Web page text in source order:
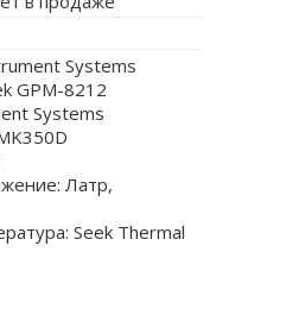
Systems
GPM-8212
Systems
Латр,
Seek Thermal